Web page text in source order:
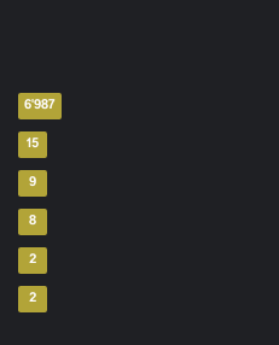
6٬987
15
9
8
2
2